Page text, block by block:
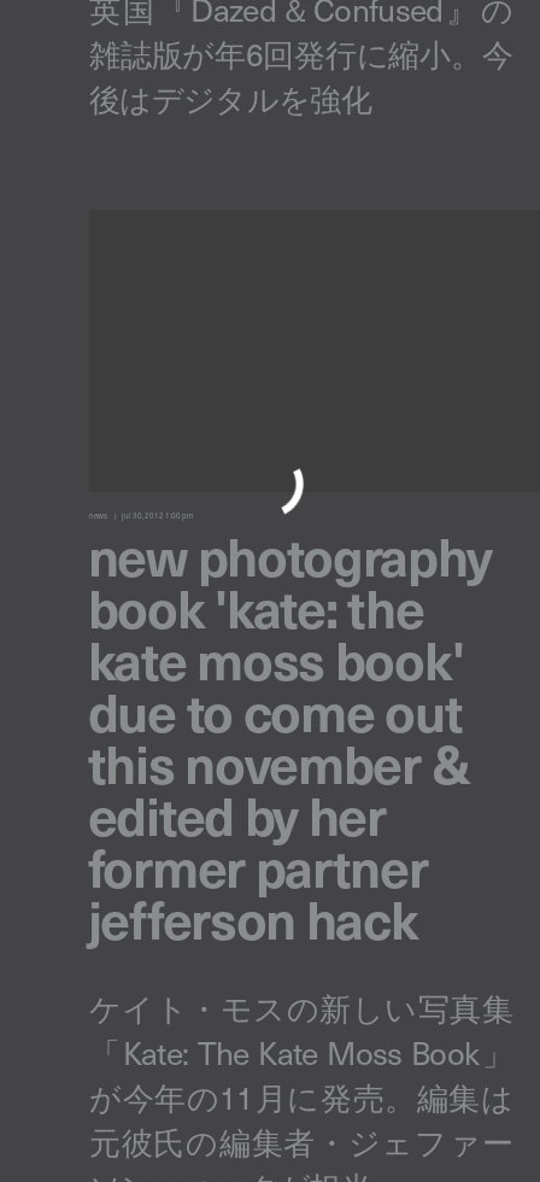
news jul 30, 2012 1:00 pm
new photography
book 'kate: the
kate moss book'
due to come out
this november &
edited by her
former partner
jefferson hack